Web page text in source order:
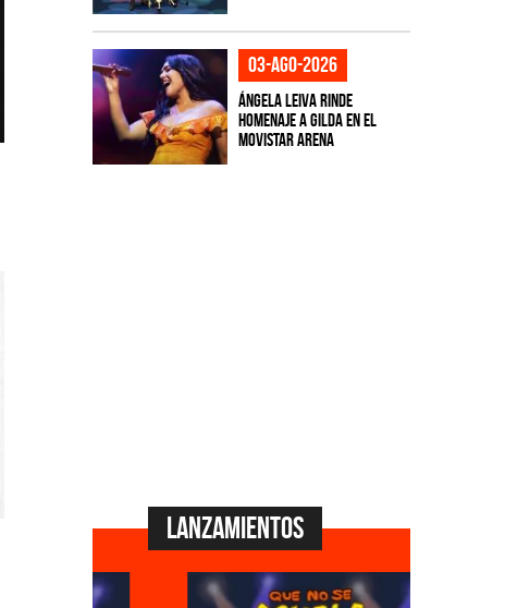
03-ago-2026
Ángela Leiva rinde
homenaje a Gilda en el
Movistar Arena
Lanzamientos